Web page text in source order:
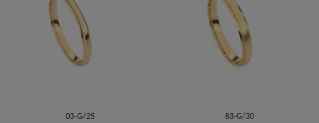
03-G/25 83-G/30